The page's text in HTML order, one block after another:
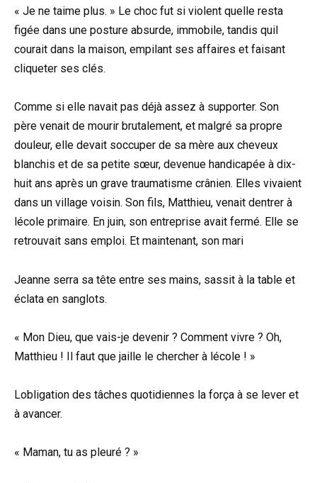
« Je ne taime plus. » Le choc fut si violent quelle resta
figée dans une posture absurde, immobile, tandis quil
courait dans la maison, empilant ses affaires et faisant
cliqueter ses clés.
Comme si elle navait pas déjà assez à supporter. Son
père venait de mourir brutalement, et malgré sa propre
douleur, elle devait soccuper de sa mère aux cheveux
blanchis et de sa petite sœur, devenue handicapée à dix-
huit ans après un grave traumatisme crânien. Elles vivaient
dans un village voisin. Son fils, Matthieu, venait dentrer à
lécole primaire. En juin, son entreprise avait fermé. Elle se
retrouvait sans emploi. Et maintenant, son mari
Jeanne serra sa tête entre ses mains, sassit à la table et
éclata en sanglots.
« Mon Dieu, que vais-je devenir ? Comment vivre ? Oh,
Matthieu ! Il faut que jaille le chercher à lécole ! »
Lobligation des tâches quotidiennes la força à se lever et
à avancer.
« Maman, tu as pleuré ? »